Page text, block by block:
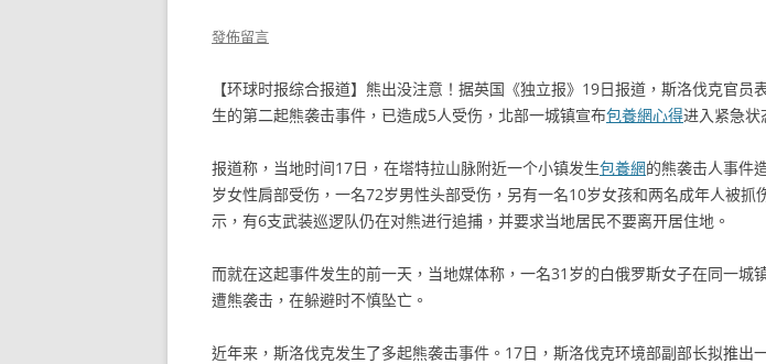
發佈留言
【环球时报综合报道】熊出没注意！据英国《独立报》19日报道，斯洛伐克官员
生的第二起熊袭击事件，已造成5人受伤，北部一城镇宣布包養網心得进入紧急状
报道称，当地时间17日，在塔特拉山脉附近一个小镇发生包養網的熊袭击人事件
岁女性肩部受伤，一名72岁男性头部受伤，另有一名10岁女孩和两名成年人被抓
示，有6支武装巡逻队仍在对熊进行追捕，并要求当地居民不要离开居住地。
而就在这起事件发生的前一天，当地媒体称，一名31岁的白俄罗斯女子在同一城
遭熊袭击，在躲避时不慎坠亡。
近年来，斯洛伐克发生了多起熊袭击事件。17日，斯洛伐克环境部副部长拟推出